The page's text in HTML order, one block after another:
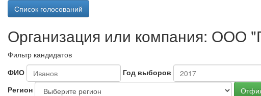
Список голосований
Организация или компания: ООО
Фильтр кандидатов
ФИО
Год выборов
Регион